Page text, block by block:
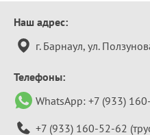
Контактная
информация
Наш адрес:
г. Барнаул, ул.
Телефоны:
WhatsApp: +7 (933)
+7 (933) 160-52-62